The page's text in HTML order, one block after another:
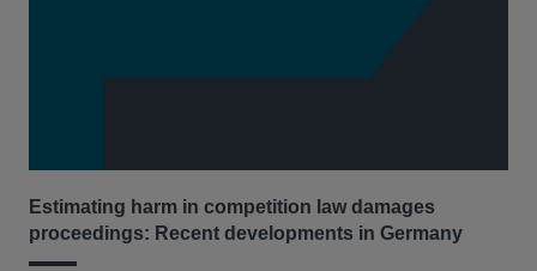
Estimating harm in competition law damages
proceedings: Recent developments in Germany